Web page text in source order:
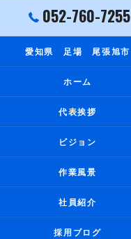
052-760-7255
愛知県 足場 尾張旭市
ホーム
代表挨拶
ビジョン
作業風景
社員紹介
採用ブログ